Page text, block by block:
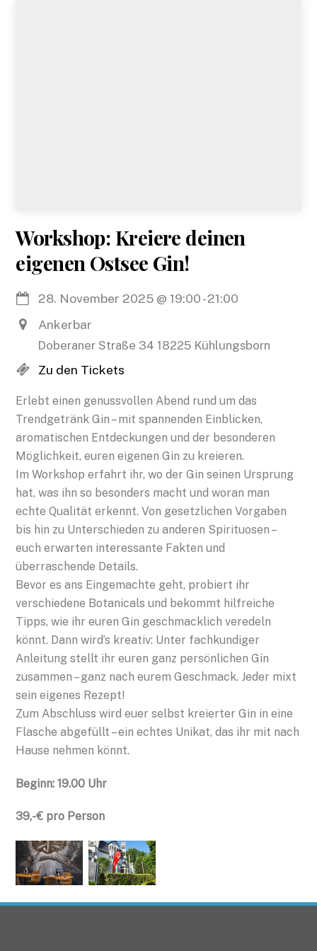
Workshop: Kreiere deinen
eigenen Ostsee Gin!
28. November 2025 @19:00-21:00
Ankerbar
Doberaner Straße 34 18225 Kühlungsborn
Zu den Tickets
Erlebt einen genussvollen Abend rund um das
Trendgetränk Gin – mit spannenden Einblicken,
aromatischen Entdeckungen und der besonderen
Möglichkeit, euren eigenen Gin zu kreieren.
Im Workshop erfahrt ihr, wo der Gin seinen Ursprung
hat, was ihn so besonders macht und woran man
echte Qualität erkennt. Von gesetzlichen Vorgaben
bis hin zu Unterschieden zu anderen Spirituosen –
euch erwarten interessante Fakten und
überraschende Details.
Bevor es ans Eingemachte geht, probiert ihr
verschiedene Botanicals und bekommt hilfreiche
Tipps, wie ihr euren Gin geschmacklich veredeln
könnt. Dann wird’s kreativ: Unter fachkundiger
Anleitung stellt ihr euren ganz persönlichen Gin
zusammen – ganz nach eurem Geschmack. Jeder mixt
sein eigenes Rezept!
Zum Abschluss wird euer selbst kreierter Gin in eine
Flasche abgefüllt – ein echtes Unikat, das ihr mit nach
Hause nehmen könnt.
Beginn: 19.00 Uhr
39,- € pro Person